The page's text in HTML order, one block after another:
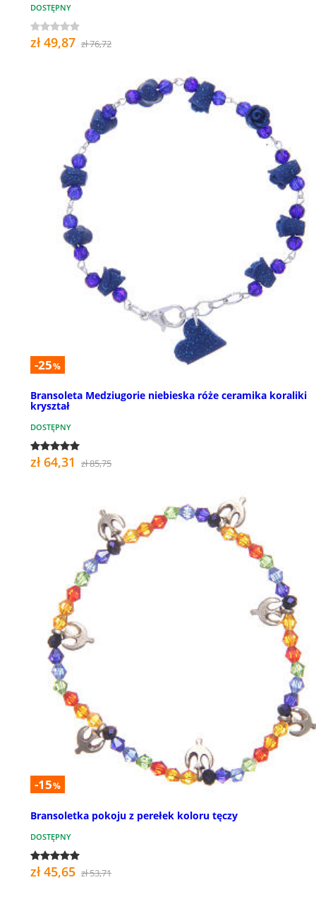
DOSTĘPNY
zł 49,87 zł 76,72
-25%
Bransoleta Medziugorie niebieska róże ceramika koraliki
kryształ
DOSTĘPNY
zł 64,31 zł 85,75
-15%
Bransoletka pokoju z perełek koloru tęczy
DOSTĘPNY
zł 45,65 zł 53,71